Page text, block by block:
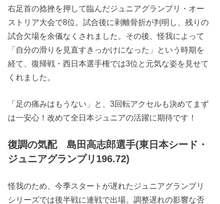
右足首の捻挫を押して臨んだジュニアグランプリ・オー
ストリア大会で8位。試合後に剥離骨折が判明し、残りの
試合欠場を余儀なくされました。その後、怪我によって
「自分の滑りを見直すきっかけになった」という時期を
経て、復帰戦・西日本選手権では3位と元気な姿を見せて
くれました。
「足の痛みはもうない」と、3回転アクセルも決めてまず
は一安心！改めて全日本ジュニアの活躍に期待です！
復調の気配 島田高志郎選手(東日本シード・
ジュニアグランプリ196.72)
怪我のため、今季スタートが遅れたジュニアグランプリ
シリーズでは後半戦に連戦で出場。調整遅れの影響な否